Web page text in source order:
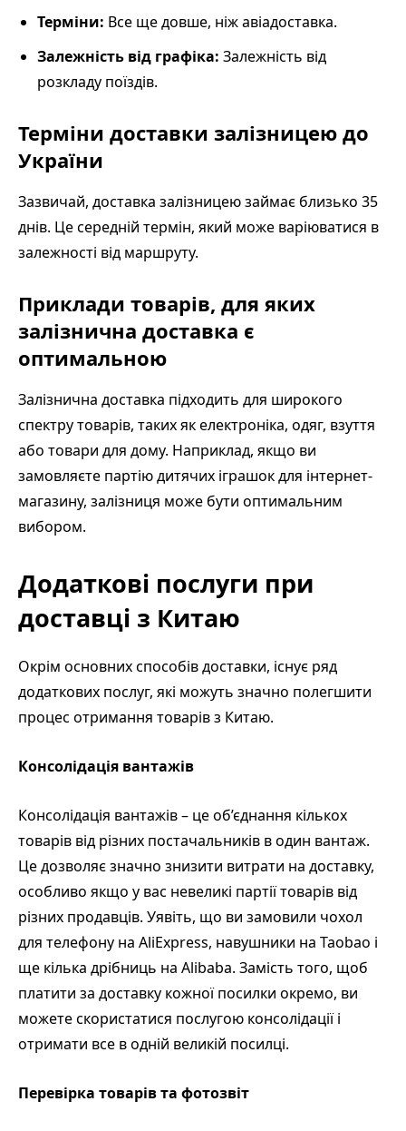
Терміни: Все ще довше, ніж авіадоставка.
Залежність від графіка: Залежність від
розкладу поїздів.
Терміни доставки залізницею до
України
Зазвичай, доставка залізницею займає близько 35
днів. Це середній термін, який може варіюватися в
залежності від маршруту.
Приклади товарів, для яких
залізнична доставка є
оптимальною
Залізнична доставка підходить для широкого
спектру товарів, таких як електроніка, одяг, взуття
або товари для дому. Наприклад, якщо ви
замовляєте партію дитячих іграшок для інтернет-
магазину, залізниця може бути оптимальним
вибором.
Додаткові послуги при
доставці з Китаю
Окрім основних способів доставки, існує ряд
додаткових послуг, які можуть значно полегшити
процес отримання товарів з Китаю.
Консолідація вантажів
Консолідація вантажів – це об’єднання кількох
товарів від різних постачальників в один вантаж.
Це дозволяє значно знизити витрати на доставку,
особливо якщо у вас невеликі партії товарів від
різних продавців. Уявіть, що ви замовили чохол
для телефону на AliExpress, навушники на Taobao і
ще кілька дрібниць на Alibaba. Замість того, щоб
платити за доставку кожної посилки окремо, ви
можете скористатися послугою консолідації і
отримати все в одній великій посилці.
Перевірка товарів та фотозвіт